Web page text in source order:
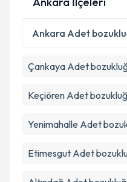
Kişisel verilerimin
Metni 'ni okudum
kapsamda
Ankara Adet
Çankaya Adet
Keçiören Adet
Yenimahalle Adet
Etimesgut Adet